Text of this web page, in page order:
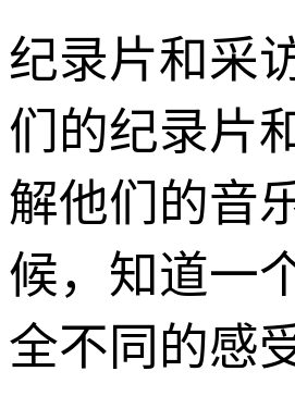
纪录片和采
们的纪录片
解他们的音
候，知道一
全不同的感